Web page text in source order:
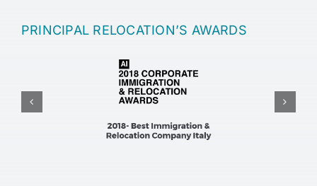
PRINCIPAL RELOCATION’S AWARDS